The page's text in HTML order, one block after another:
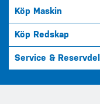
Köp Maskin
Köp Redskap
Service &